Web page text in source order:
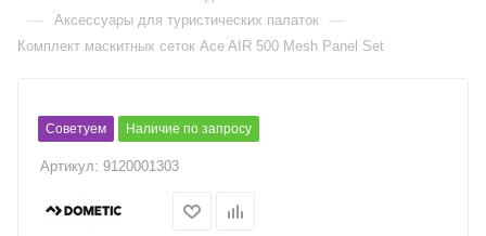
— Аксессуары для туристических палаток —
Комплект маскитных сеток Ace AIR 500 Mesh Panel Set
Советуем Наличие по запросу
Артикул: 9120001303